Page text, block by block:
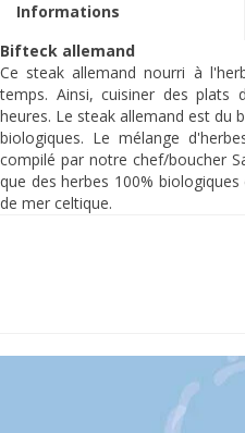
Informations
Bifteck allemand
Ce steak allemand nourri à
temps. Ainsi, cuisiner des plats
heures. Le steak allemand est du
biologiques. Le mélange
compilé par notre chef/boucher
que des herbes 100%
de mer celtique.
moutarde*, poivre noir, piment